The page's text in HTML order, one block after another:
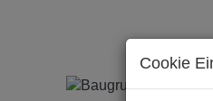
Cookie